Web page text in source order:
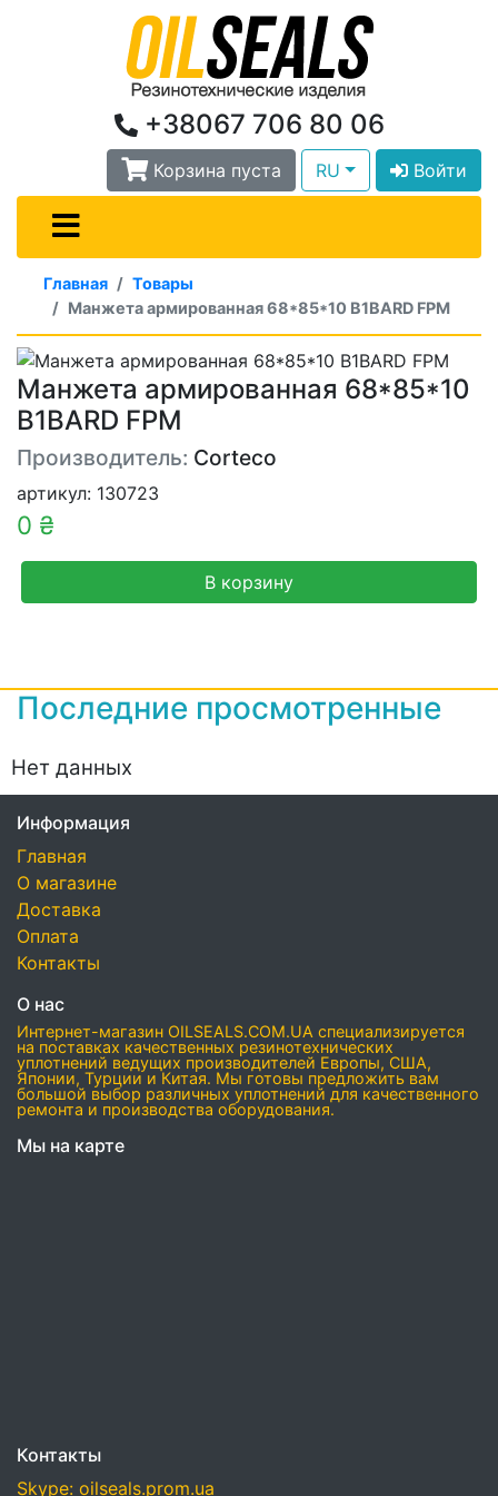
+38067 706 80 06
Корзина пуста RU Войти
Главная
Товары
Манжета армированная 68*85*10 B1BARD FPM
Манжета армированная 68*85*10
B1BARD FPM
Производитель: Corteco
артикул: 130723
0 ₴
В корзину
Последние просмотренные
Нет данных
Информация
Главная
О магазине
Доставка
Оплата
Контакты
О нас
Интернет-магазин OILSEALS.COM.UA специализируется
на поставках качественных резинотехнических
уплотнений ведущих производителей Европы, США,
Японии, Турции и Китая. Мы готовы предложить вам
большой выбор различных уплотнений для качественного
ремонта и производства оборудования.
Мы на карте
Контакты
Skype: oilseals.prom.ua